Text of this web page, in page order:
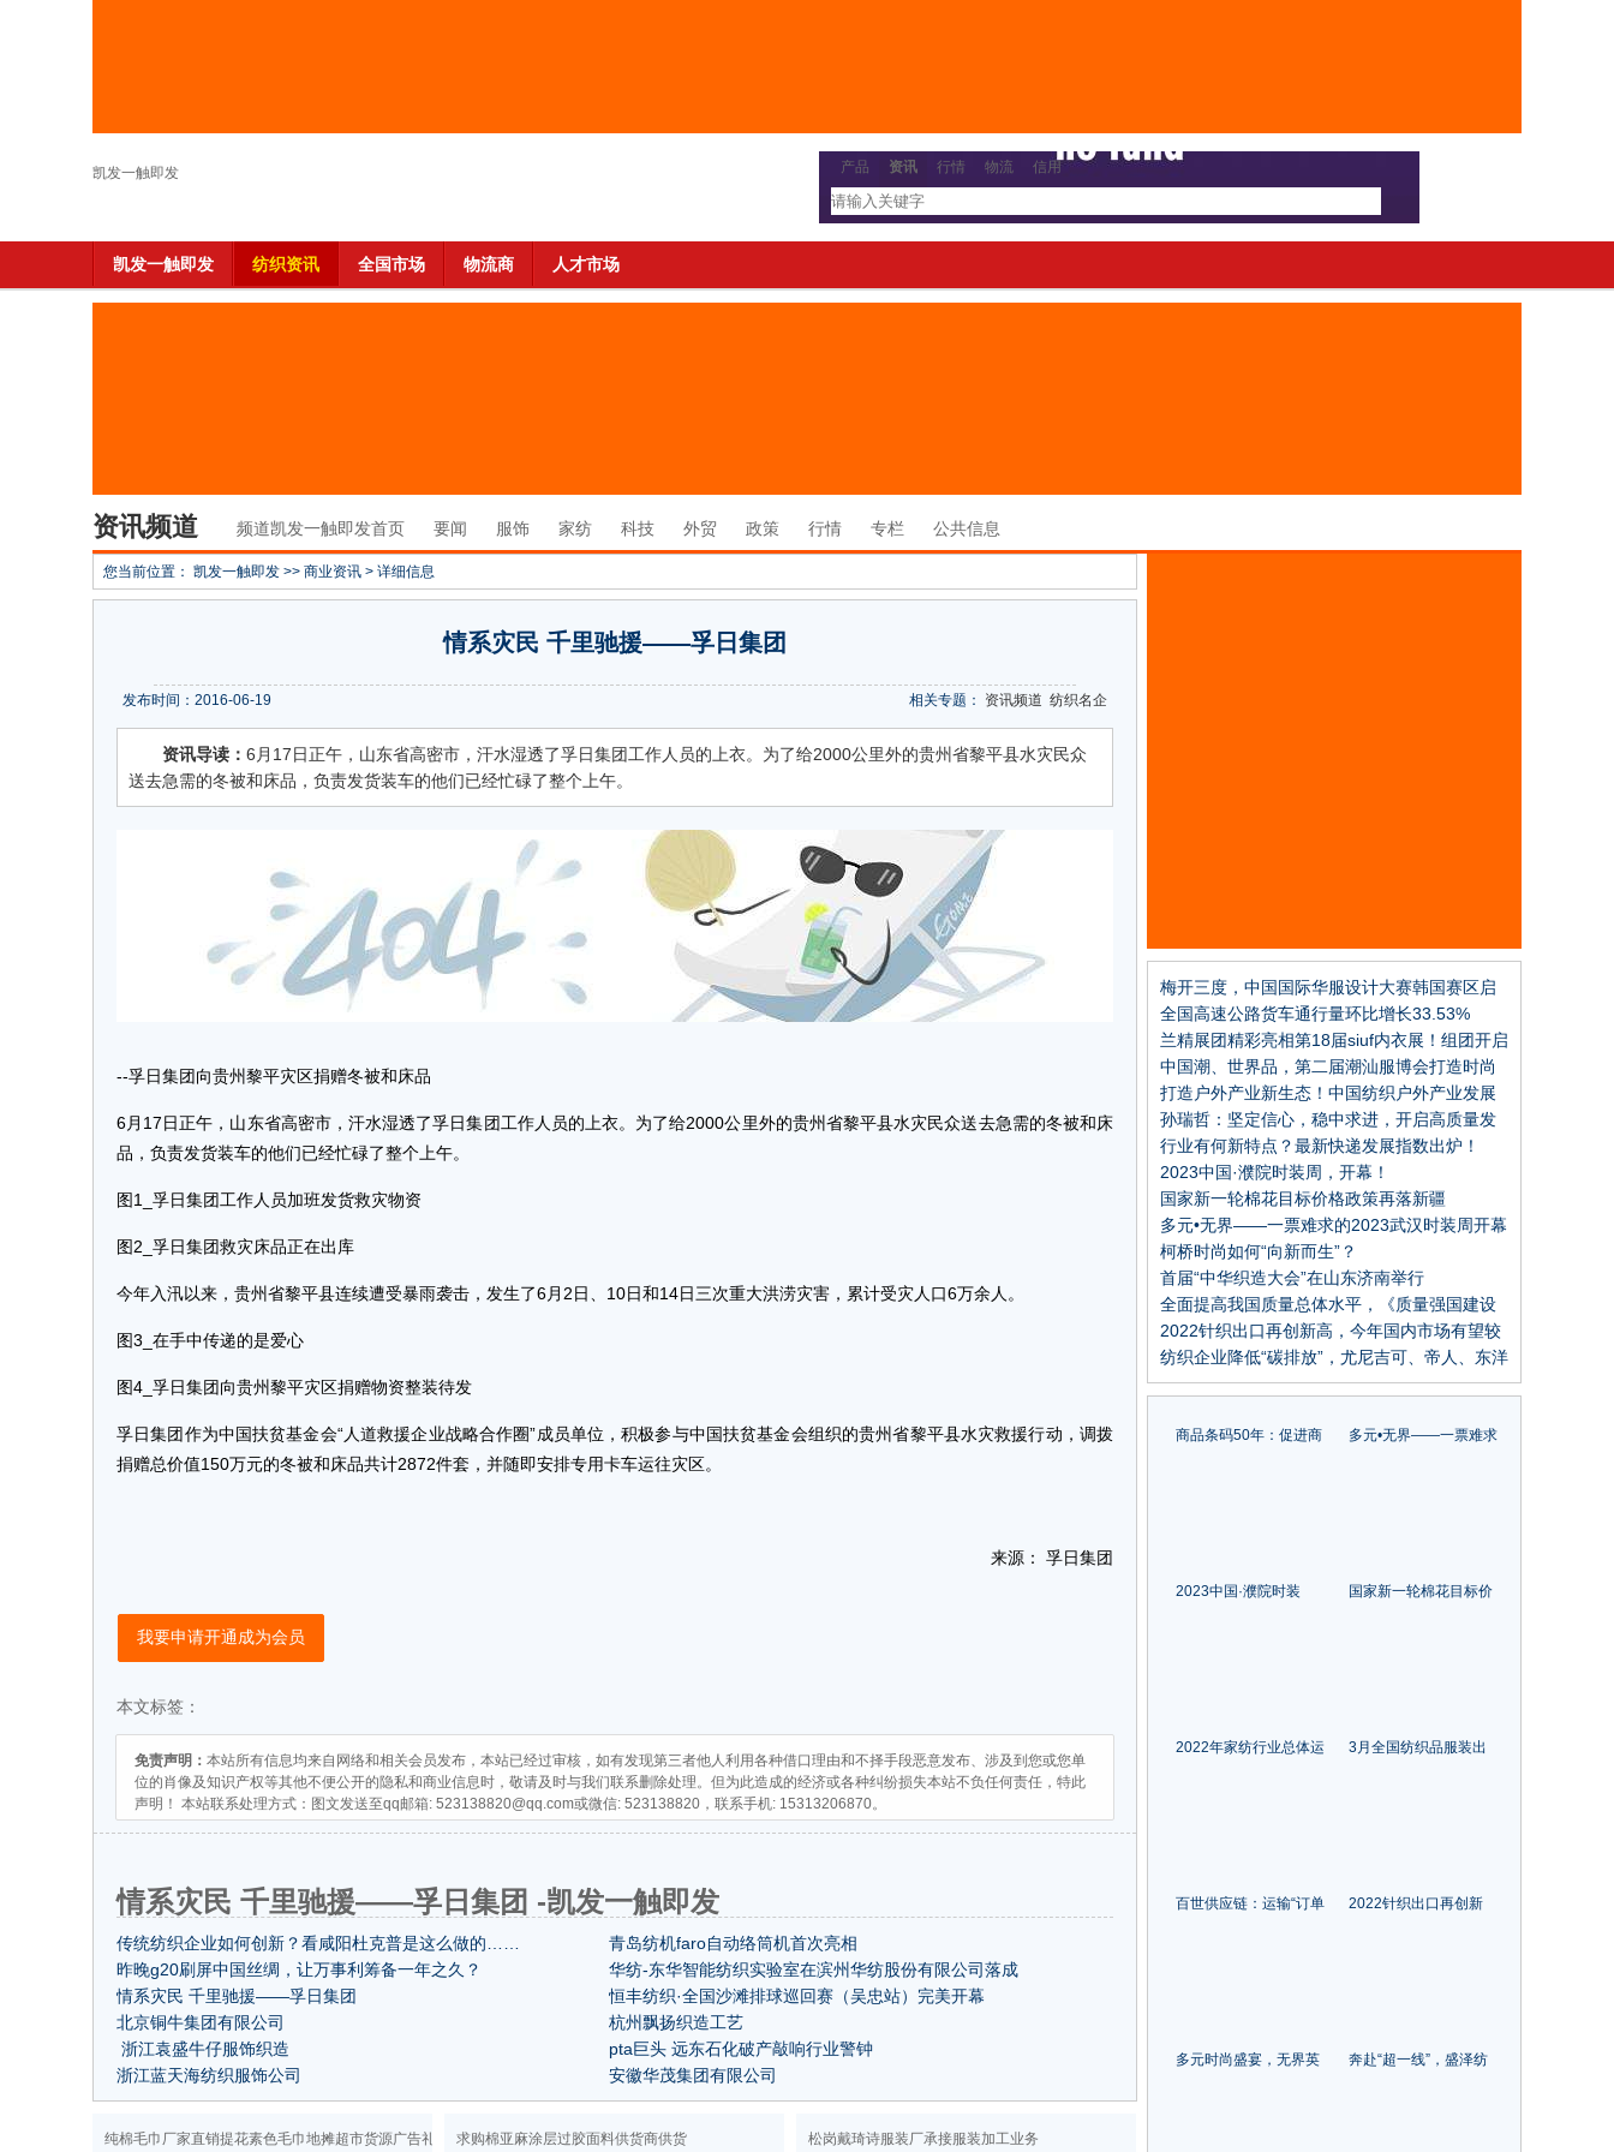
凯发一触即发 产品 资讯 行情 物流 信用
凯发一触即发 纺织资讯 全国市场 物流商 人才市场
资讯频道 频道凯发一触即发首页 要闻 服饰 家纺 科技 外贸 政策 行情 专栏 公共信息
您当前位置： 凯发一触即发 >> 商业资讯 > 详细信息
情系灾民 千里驰援——孚日集团
相关专题： 资讯频道 纺织名企
发布时间：2016-06-19
资讯导读： 6月17日正午，山东省高密市，汗水湿透了孚日集团工作人员的上衣。为了给2000公里外的贵州省黎平县水灾民众
送去急需的冬被和床品，负责发货装车的他们已经忙碌了整个上午。
--孚日集团向贵州黎平灾区捐赠冬被和床品
6月17日正午，山东省高密市，汗水湿透了孚日集团工作人员的上衣。为了给2000公里外的贵州省黎平县水灾民众送去急需的冬被和床
品，负责发货装车的他们已经忙碌了整个上午。
图1_孚日集团工作人员加班发货救灾物资
图2_孚日集团救灾床品正在出库
今年入汛以来，贵州省黎平县连续遭受暴雨袭击，发生了6月2日、10日和14日三次重大洪涝灾害，累计受灾人口6万余人。
图3_在手中传递的是爱心
图4_孚日集团向贵州黎平灾区捐赠物资整装待发
孚日集团作为中国扶贫基金会“人道救援企业战略合作圈”成员单位，积极参与中国扶贫基金会组织的贵州省黎平县水灾救援行动，调拨
捐赠总价值150万元的冬被和床品共计2872件套，并随即安排专用卡车运往灾区。
来源： 孚日集团
我要申请开通成为会员
本文标签：
免责声明： 本站所有信息均来自网络和相关会员发布，本站已经过审核，如有发现第三者他人利用各种借口理由和不择手段恶意发布、涉及到您或您单
位的肖像及知识产权等其他不便公开的隐私和商业信息时，敬请及时与我们联系删除处理。但为此造成的经济或各种纠纷损失本站不负任何责任，特此
声明！ 本站联系处理方式：图文发送至qq邮箱: 523138820@qq.com或微信: 523138820，联系手机: 15313206870。
情系灾民 千里驰援——孚日集团 -凯发一触即发
传统纺织企业如何创新？看咸阳杜克普是这么做的……
青岛纺机faro自动络筒机首次亮相
昨晚g20刷屏中国丝绸，让万事利筹备一年之久？
华纺-东华智能纺织实验室在滨州华纺股份有限公司落成
情系灾民 千里驰援——孚日集团
恒丰纺织·全国沙滩排球巡回赛（吴忠站）完美开幕
北京铜牛集团有限公司
杭州飘扬织造工艺
浙江袁盛牛仔服饰织造
pta巨头 远东石化破产敲响行业警钟
浙江蓝天海纺织服饰公司
安徽华茂集团有限公司
纯棉毛巾厂家直销提花素色毛巾地摊超市货源广告礼品洗浴毛巾求购棉亚麻涂层过胶面料供货商供货
松岗戴琦诗服装厂承接服装加工业务
梅开三度，中国国际华服设计大赛韩国赛区启
动！
全国高速公路货车通行量环比增长33.53%
兰精展团精彩亮相第18届siuf内衣展！组团开启
亲肤柔软新里程
中国潮、世界品，第二届潮汕服博会打造时尚
风向标
打造户外产业新生态！中国纺织户外产业发展
大会在信阳举办!
孙瑞哲：坚定信心，稳中求进，开启高质量发
展新局面
行业有何新特点？最新快递发展指数出炉！
2023中国·濮院时装周，开幕！
国家新一轮棉花目标价格政策再落新疆
多元•无界——一票难求的2023武汉时装周开幕
柯桥时尚如何“向新而生”？
首届“中华织造大会”在山东济南举行
全面提高我国质量总体水平，《质量强国建设
纲要》发布
2022针织出口再创新高，今年国内市场有望较
快增长
纺织企业降低“碳排放”，尤尼吉可、帝人、东洋
纺等这些日本企业的经验可以借鉴
商品条码50年：促进商
多元•无界——一票难求
2023中国·濮院时装
国家新一轮棉花目标价
2022年家纺行业总体运
3月全国纺织品服装出
百世供应链：运输“订单
2022针织出口再创新
多元时尚盛宴，无界英
奔赴“超一线”，盛泽纺